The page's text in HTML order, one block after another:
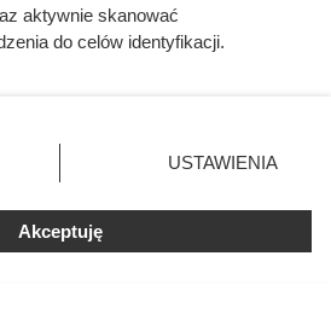
aktywnie skanować
do celów identyfikacji.
przycisk ustawień prywatności
dolnym rogu strony
danych nie wymagają zgody
prawo sprzeciwić się takiemu
będą miały zastosowania tylko
USTAWIENIA
Akceptuję